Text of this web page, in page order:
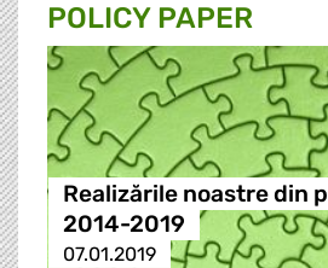
POLICY PAPER
Realizările noastre din
2014-2019
07.01.2019